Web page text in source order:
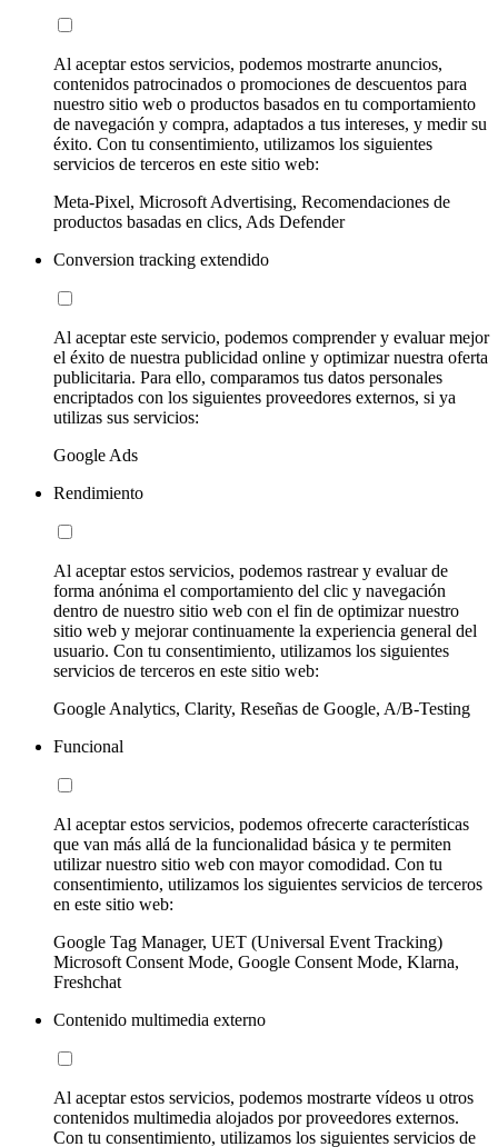
Al aceptar estos servicios, podemos mostrarte anuncios,
contenidos patrocinados o promociones de descuentos para
nuestro sitio web o productos basados en tu comportamiento
de navegación y compra, adaptados a tus intereses, y medir su
éxito. Con tu consentimiento, utilizamos los siguientes
servicios de terceros en este sitio web:
Meta-Pixel, Microsoft Advertising, Recomendaciones de
productos basadas en clics, Ads Defender
Conversion tracking extendido
Al aceptar este servicio, podemos comprender y evaluar mejor
el éxito de nuestra publicidad online y optimizar nuestra oferta
publicitaria. Para ello, comparamos tus datos personales
encriptados con los siguientes proveedores externos, si ya
utilizas sus servicios:
Google Ads
Rendimiento
Al aceptar estos servicios, podemos rastrear y evaluar de
forma anónima el comportamiento del clic y navegación
dentro de nuestro sitio web con el fin de optimizar nuestro
sitio web y mejorar continuamente la experiencia general del
usuario. Con tu consentimiento, utilizamos los siguientes
servicios de terceros en este sitio web:
Google Analytics, Clarity, Reseñas de Google, A/B-Testing
Funcional
Al aceptar estos servicios, podemos ofrecerte características
que van más allá de la funcionalidad básica y te permiten
utilizar nuestro sitio web con mayor comodidad. Con tu
consentimiento, utilizamos los siguientes servicios de terceros
en este sitio web:
Google Tag Manager, UET (Universal Event Tracking)
Microsoft Consent Mode, Google Consent Mode, Klarna,
Freshchat
Contenido multimedia externo
Al aceptar estos servicios, podemos mostrarte vídeos u otros
contenidos multimedia alojados por proveedores externos.
Con tu consentimiento, utilizamos los siguientes servicios de